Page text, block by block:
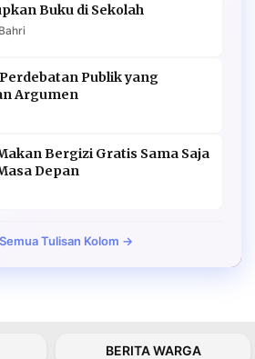
Buku di Sekolah
Publik yang
Argumen
Bergizi Gratis Sama Saja
Depan
Tulisan Kolom →
BERITA WARGA